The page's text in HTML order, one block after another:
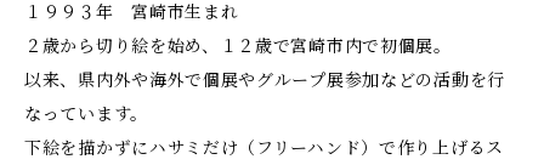
１９９３年 宮崎市生まれ
２歳から切り絵を始め、１２歳で宮崎市内で初個展。
以来、県内外や海外で個展やグループ展参加などの活動を行
なっています。
下絵を描かずにハサミだけ（フリーハンド）で作り上げるス